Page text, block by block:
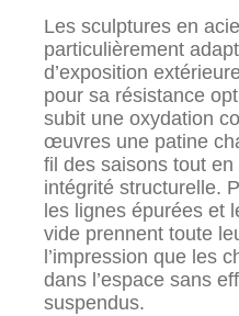
Les sculptures en
particulièrement
d’exposition
pour sa résistance
subit une oxydation
œuvres une patine
fil des saisons tout
intégrité structurelle.
les lignes épurées et
vide prennent toute
l’impression que les
dans l’espace sans
suspendus.